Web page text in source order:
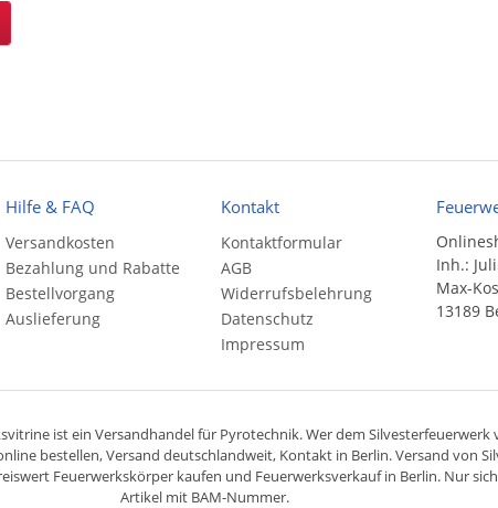
Hilfe & FAQ
Versandkosten
Bezahlung und Rabatte
Bestellvorgang
Auslieferung
Kontakt
Kontaktformular
AGB
Widerrufsbelehrung
Datenschutz
Impressum
Inh.:
Max-
13189
ist ein Versandhandelfür Pyrotechnik. Wer dem Silvesterfeuerwerk
bestellen,Versand deutschlandweit, Kontakt in Berlin. Versand von
Feuerwerkskörperkaufen und Feuerwerksverkauf in Berlin. Nur
Artikel mit BAM-Nummer.